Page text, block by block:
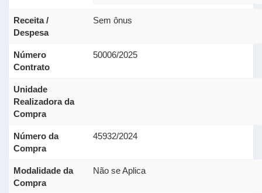
Receita /
Despesa
Sem ônus
Número
Contrato
50006/2025
Unidade
Realizadora da
Compra
Número da
Compra
45932/2024
Modalidade da
Compra
Não se Aplica